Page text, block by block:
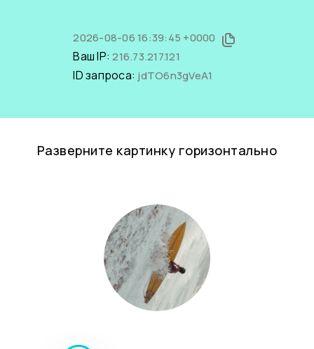
2026-08-06 16:39:45 +0000
Ваш IP:216.73.217.121
ID запроса: jdTO6n3gVeA1
Разверните картинку горизонтально